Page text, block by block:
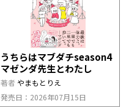
うちらはマブダチseason4
マゼンダ先生とわたし
著者 やまもとりえ
発売日：2026年07月15日